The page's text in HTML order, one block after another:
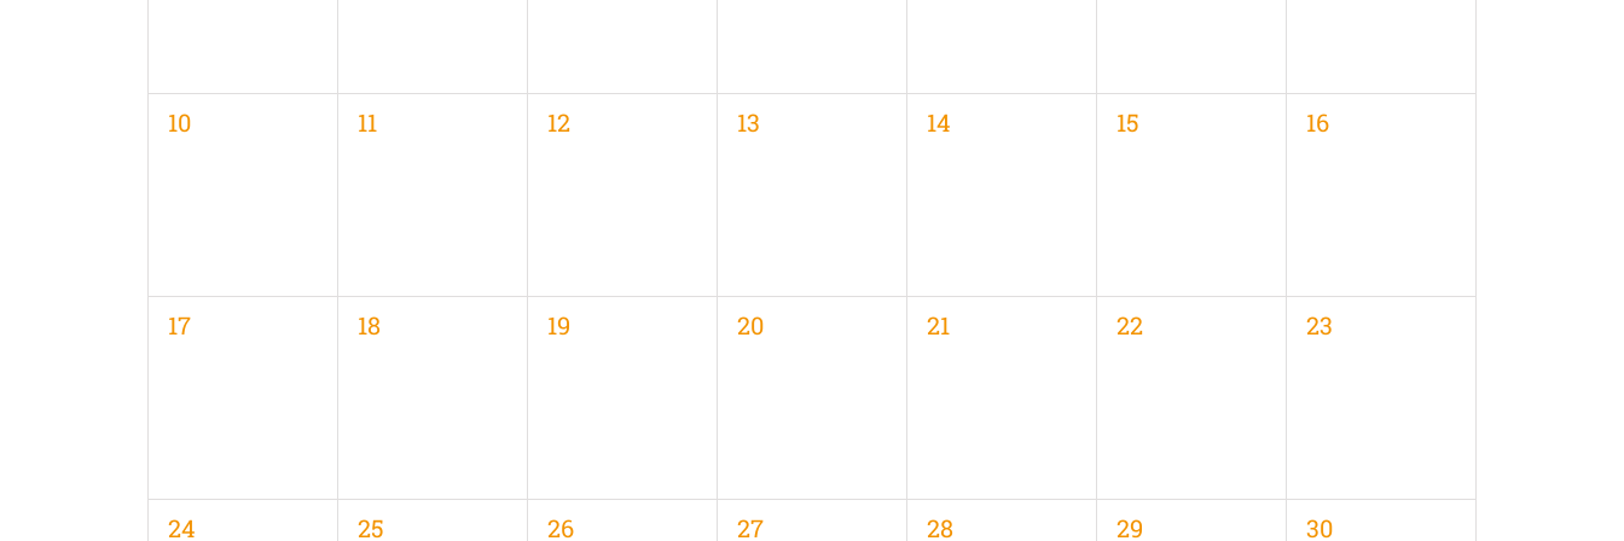
0
10
0
11
0
12
0
13
0
14
0
15
0
16
0
17
0
18
0
19
0
20
0
21
0
22
0
23
0
24
0
25
0
26
0
27
0
28
0
29
0
30